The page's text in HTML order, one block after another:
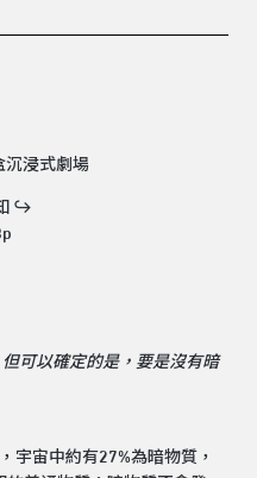
沉浸式劇場
↪︎
可以確定的是，要是沒有暗
宇宙中約有27%為暗物質，